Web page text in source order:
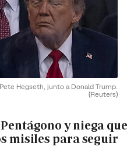
Hegseth, junto a Donald Trump.
(Reuters)
y niega que
misiles para seguir